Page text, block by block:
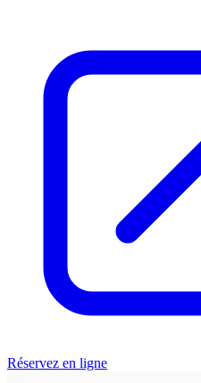
Réservez en ligne